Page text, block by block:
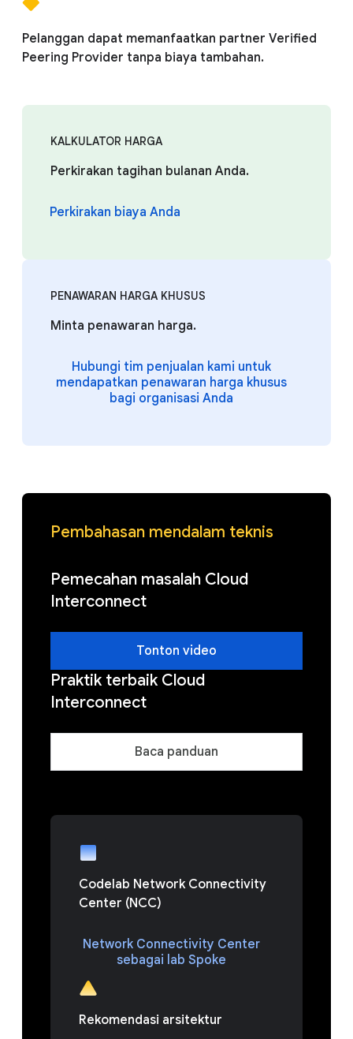
Pelanggan dapat memanfaatkan partner Verified
Peering Provider tanpa biaya tambahan.
KALKULATOR HARGA
Perkirakan tagihan bulanan Anda.
Perkirakan biaya Anda
PENAWARAN HARGA KHUSUS
Minta penawaran harga.
Hubungi tim penjualan kami untuk
mendapatkan penawaran harga khusus
bagi organisasi Anda
Pembahasan mendalam teknis
Pemecahan masalah Cloud
Interconnect
Tonton video
Praktik terbaik Cloud
Interconnect
Baca panduan
Codelab Network Connectivity
Center (NCC)
Network Connectivity Center
sebagai lab Spoke
Rekomendasi arsitektur